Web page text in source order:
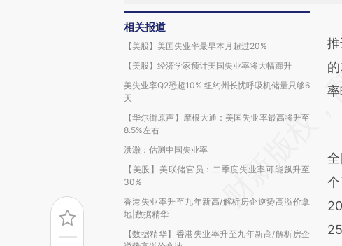
相关报道
【美股】美国失业率最早本月超过20%
【美股】经济学家预计美国失业率将大幅蹿升
美失业率Q2恐超10% 纽约州长忧呼吸机储量只够6
天
【华尔街原声】摩根大通：美国失业率最高将升至
8.5%左右
洪灏：估测中国失业率
【美股】美联储官员：二季度失业率可能飙升至
30%
香港失业率升至九年新高/解析房企逆势高溢价拿
地|数据精华
【数据精华】香港失业率升至九年新高/解析房企